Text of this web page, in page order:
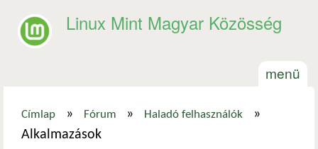
Linux Mint Magyar Közösség
menü
Jelenlegi hely
Címlap » Fórum » Haladó felhasználók
»
Alkalmazások